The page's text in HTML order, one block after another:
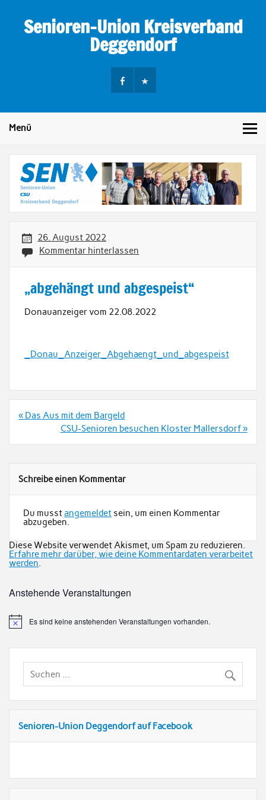
contentSenioren-Union Kreisverband
Deggendorf
Menü
26. August 2022
Kommentar hinterlassen
„abgehängt und abgespeist“
Donauanzeiger vom 22.08.2022
_Donau_Anzeiger_Abgehaengt_und_abgespeist
Beitrags-
Navigation
« Das Aus mit dem Bargeld
CSU-Senioren besuchen Kloster Mallersdorf »
Schreibe einen Kommentar
Du musstangemeldetsein, um einen Kommentar
abzugeben.
Diese Website verwendet Akismet, um Spam zu reduzieren.
Erfahre mehr darüber, wie deine Kommentardaten verarbeitet
werden.
Anstehende Veranstaltungen
Es sind keine anstehenden Veranstaltungen vorhanden.
Senioren-Union Deggendorf auf Facebook